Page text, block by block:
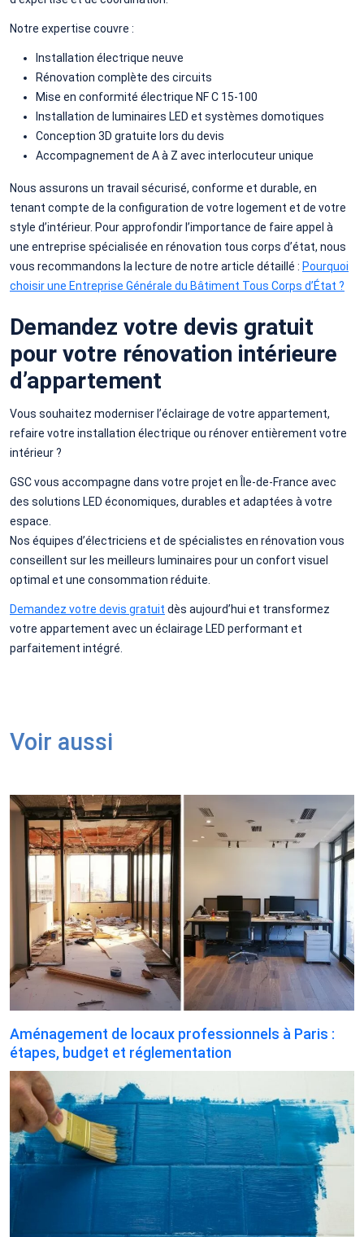
Notre expertise couvre :
Installation électrique neuve
Rénovation complète des circuits
Mise en conformité électrique NF C 15-100
Installation de luminaires LED et systèmes domotiques
Conception 3D gratuite lors du devis
Accompagnement de A à Z avec interlocuteur unique
Nous assurons un travail sécurisé, conforme et durable, en
tenant compte de la configuration de votre logement et de votre
style d’intérieur. Pour approfondir l’importance de faire appel à
une entreprise spécialisée en rénovation tous corps d’état, nous
vous recommandons la lecture de notre article détaillé : Pourquoi
choisir une Entreprise Générale du Bâtiment Tous Corps d’État ?
Demandez votre devis gratuit
pour votre rénovation intérieure
d’appartement
Vous souhaitez moderniser l’éclairage de votre appartement,
refaire votre installation électrique ou rénover entièrement votre
intérieur ?
GSC vous accompagne dans votre projet en Île-de-France avec
des solutions LED économiques, durables et adaptées à votre
espace.
Nos équipes d’électriciens et de spécialistes en rénovation vous
conseillent sur les meilleurs luminaires pour un confort visuel
optimal et une consommation réduite.
Demandez votre devis gratuit dès aujourd’hui et transformez
votre appartement avec un éclairage LED performant et
parfaitement intégré.
Voir aussi
Aménagement de locaux professionnels à Paris :
étapes, budget et réglementation